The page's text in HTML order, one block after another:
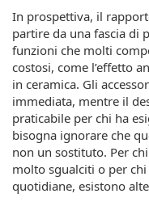
In prospettiva, il
partire da una fascia di
funzioni che molti
costosi, come l’effetto
in ceramica. Gli
immediata, mentre il
praticabile per chi ha
bisogna ignorare che
non un sostituto. Per
molto sgualciti o per
quotidiane, esistono